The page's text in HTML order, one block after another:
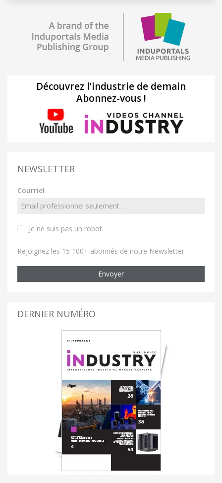
Découvrez l’industrie de demain
Abonnez-vous !
NEWSLETTER
Courriel
Je ne suis pas un robot.
Rejoignez les 15 100+ abonnés de notre Newsletter
Envoyer
DERNIER NUMÉRO